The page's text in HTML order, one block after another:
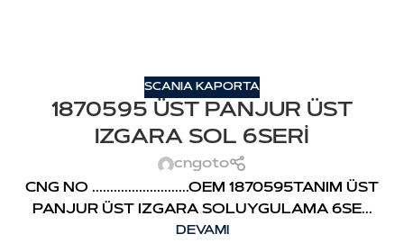
SCANIA KAPORTA
1870595 ÜST PANJUR ÜST
IZGARA SOL 6SERİ
cngoto
CNG NO ...........................OEM 1870595TANIM ÜST
PANJUR ÜST IZGARA SOLUYGULAMA 6SE...
DEVAMI